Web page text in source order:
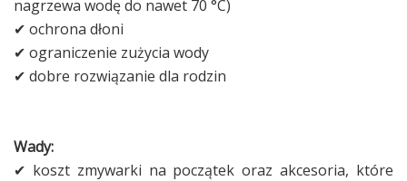
nagrzewa wodę do nawet 70 °C)
✔ ochrona dłoni
✔ ograniczenie zużycia wody
✔ dobre rozwiązanie dla rodzin
Wady:
✔ koszt zmywarki na początek oraz akcesoria, które